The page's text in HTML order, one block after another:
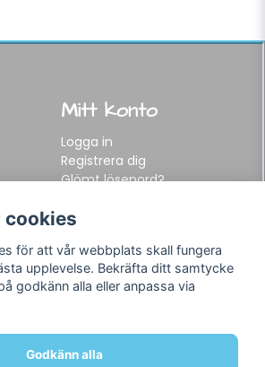
Mitt konto
Logga in
Registrera dig
Glömt lösenord?
Följ oss
cookies
för att vår webbplats skall fungera
upplevelse. Bekräfta ditt samtycke
godkänn alla eller anpassa via
Godkänn alla